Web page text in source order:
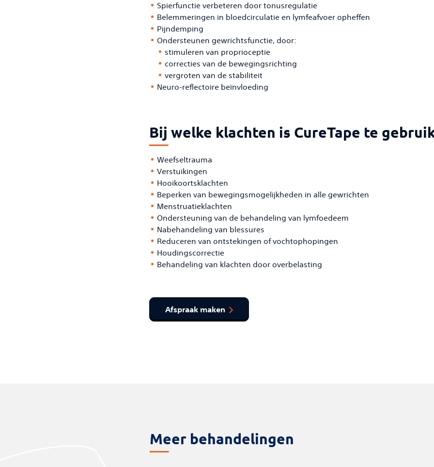
Spierfunctie verbeteren door tonusregulatie
Belemmeringen in bloedcirculatie en lymfeafvoer opheffen
Pijndemping
Ondersteunen gewrichtsfunctie, door:
stimuleren van proprioceptie
correcties van de bewegingsrichting
vergroten van de stabiliteit
Neuro-reflectoire beïnvloeding
Bij welke klachten is CureTape te
Weefseltrauma
Verstuikingen
Hooikoortsklachten
Beperken van bewegingsmogelijkheden in alle gewrichten
Menstruatieklachten
Ondersteuning van de behandeling van lymfoedeem
Nabehandeling van blessures
Reduceren van ontstekingen of vochtophopingen
Houdingscorrectie
Behandeling van klachten door overbelasting
Afspraak maken
Meer behandelingen